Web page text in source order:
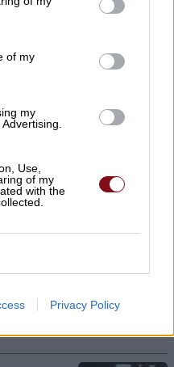
of my
my
Use,
of my
with the
Privacy Policy
για το